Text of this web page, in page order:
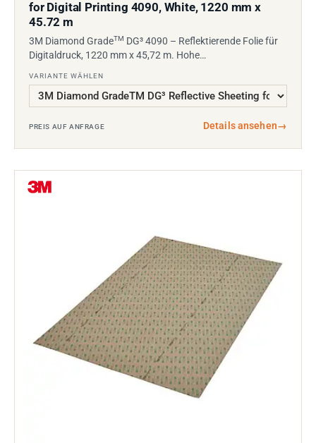
for Digital Printing 4090, White, 1220 mm x
45.72 m
3M Diamond GradeTM DG³ 4090 – Reflektierende Folie für
Digitaldruck, 1220 mm x 45,72 m. Hohe…
VARIANTE WÄHLEN
PREIS AUF ANFRAGE Details ansehen→